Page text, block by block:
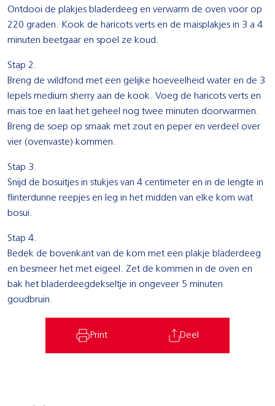
Ontdooi de plakjes bladerdeeg en verwarm de oven voor op
220 graden. Kook de haricots verts en de maisplakjes in 3 a 4
minuten beetgaar en spoel ze koud.
Stap 2.
Breng de wildfond met een gelijke hoeveelheid water en de 3
lepels medium sherry aan de kook. Voeg de haricots verts en
mais toe en laat het geheel nog twee minuten doorwarmen.
Breng de soep op smaak met zout en peper en verdeel over
vier (ovenvaste) kommen.
Stap 3.
Snijd de bosuitjes in stukjes van 4 centimeter en in de lengte in
flinterdunne reepjes en leg in het midden van elke kom wat
bosui.
Stap 4.
Bedek de bovenkant van de kom met een plakje bladerdeeg
en besmeer het met eigeel. Zet de kommen in de oven en
bak het bladerdeegdekseltje in ongeveer 5 minuten
goudbruin.
Print Deel